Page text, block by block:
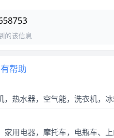
的该信息
帮助
，热水器，空气能，洗衣机，
家用电器，摩托车，电瓶车、